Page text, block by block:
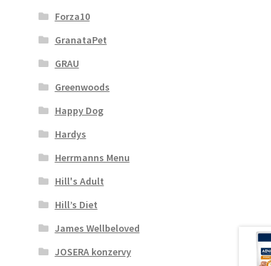
Forza10
GranataPet
GRAU
Greenwoods
Happy Dog
Hardys
Herrmanns Menu
Hill's Adult
Hill’s Diet
James Wellbeloved
JOSERA konzervy